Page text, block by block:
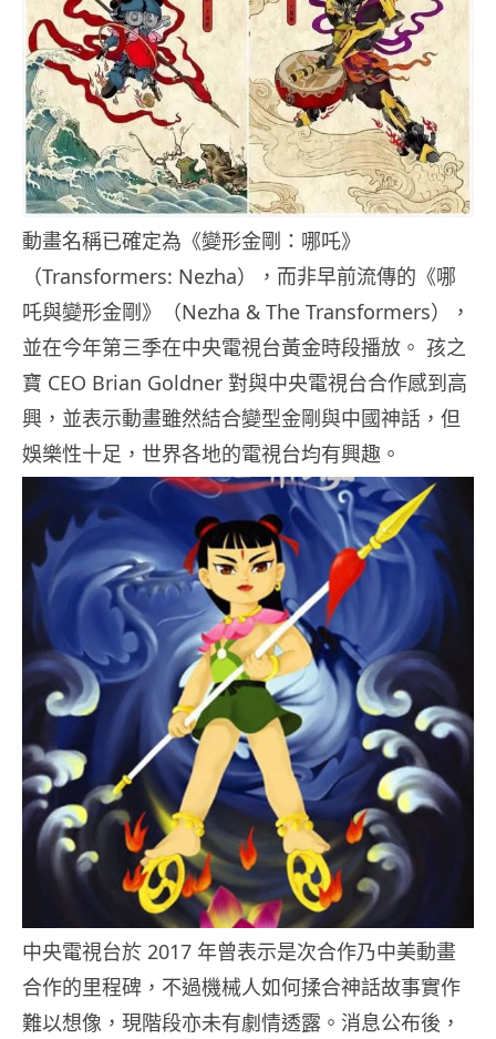
動畫名稱已確定為《變形金剛：哪吒》
（Transformers: Nezha），而非早前流傳的《哪
吒與變形金剛》（Nezha & The Transformers），
並在今年第三季在中央電視台黃金時段播放。 孩之
寶 CEO Brian Goldner 對與中央電視台合作感到高
興，並表示動畫雖然結合變型金剛與中國神話，但
娛樂性十足，世界各地的電視台均有興趣。
中央電視台於 2017 年曾表示是次合作乃中美動畫
合作的里程碑，不過機械人如何揉合神話故事實作
難以想像，現階段亦未有劇情透露。消息公布後，